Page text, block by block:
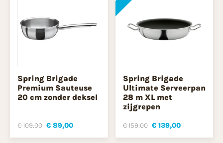
Spring Brigade
Premium Sauteuse
20 cm zonder deksel
€ 109,00 € 89,00
Spring Brigade
Ultimate Serveerpan
28 m XL met
zijgrepen
€ 159,00 € 139,00